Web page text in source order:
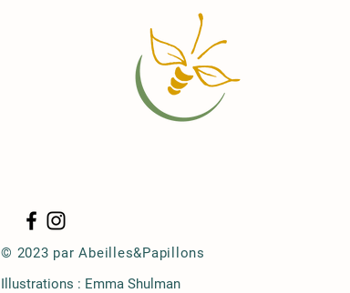
© 2023 par Abeilles&Papillons
Illustrations : Emma Shulman